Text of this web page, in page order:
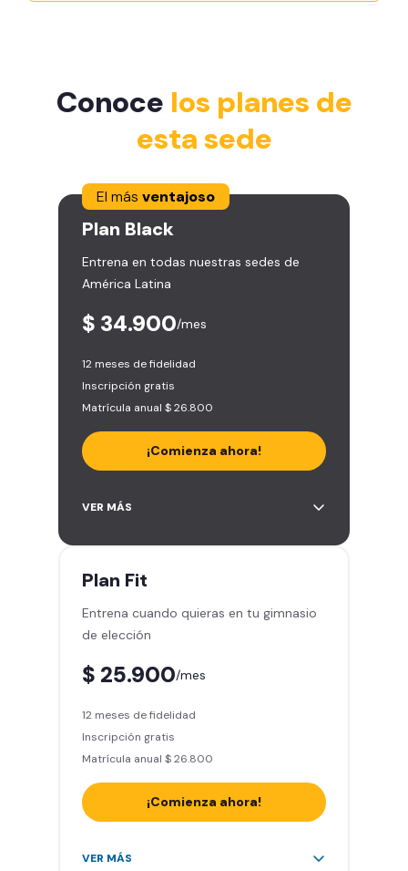
Conoce los planes de
esta sede
El más ventajoso
Plan Black
Entrena en todas nuestras sedes de
América Latina
$ 34.900/mes
12 meses de fidelidad
Inscripción gratis
Matrícula anual $ 26.800
¡Comienza ahora!
Acceso a más de 2.000 gimnasios
5 invitaciones al mes en el
1 Pase VIP de 15 días para un amigo
Smart Fit app – Tu plan de
entrenamiento personalizado
Actívate y baila
gimnasio - peso libre, peso
integrado, cardio y clases
grupales
VER MÁS
Plan Fit
Entrena cuando quieras en tu gimnasio
de elección
$ 25.900/mes
12 meses de fidelidad
Inscripción gratis
Matrícula anual $ 26.800
¡Comienza ahora!
Acceso a más de 2.000 gimnasios
VER MÁS